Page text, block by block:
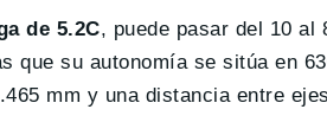
de 5.2C, puede pasar del 10 al
que su autonomía se sitúa en
mm y una distancia entre